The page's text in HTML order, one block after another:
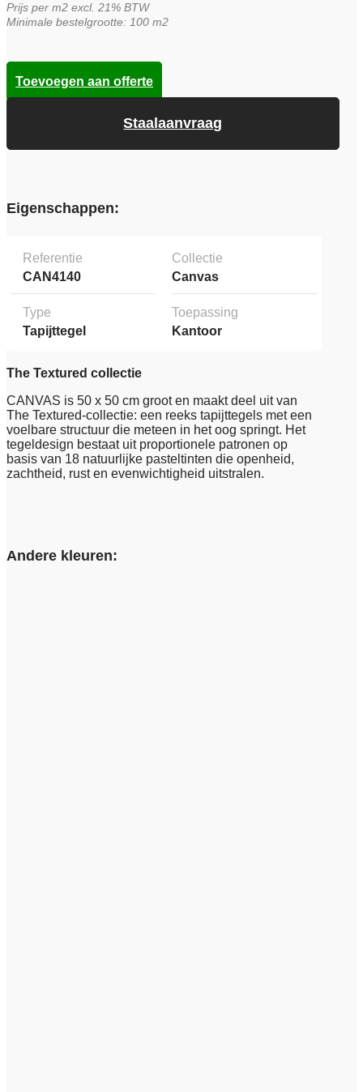
Prijs per m2 excl. 21% BTW
Minimale bestelgrootte: 100 m2
Staalaanvraag
Toevoegen aan offerte
Eigenschappen:
Referentie
CAN4140
Collectie
Canvas
Type
Tapijttegel
Toepassing
Kantoor
The Textured collectie
CANVAS is 50 x 50 cm groot en maakt deel uit van
The Textured-collectie: een reeks tapijttegels met een
voelbare structuur die meteen in het oog springt. Het
tegeldesign bestaat uit proportionele patronen op
basis van 18 natuurlijke pasteltinten die openheid,
zachtheid, rust en evenwichtigheid uitstralen.
Andere kleuren: